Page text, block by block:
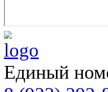
Единый